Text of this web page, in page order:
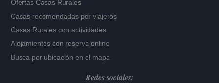
Ofertas Casas Rurales
Casas recomendadas por viajeros
Casas Rurales con actividades
Alojamientos con reserva online
Busca por ubicación en el mapa
Redes sociales: